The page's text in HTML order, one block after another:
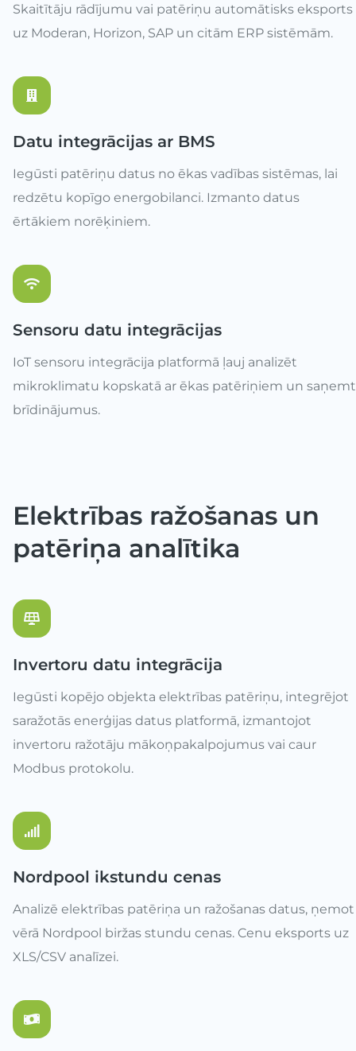
Skaitītāju rādījumu vai patēriņu automātisks eksports
uz Moderan, Horizon, SAP un citām ERP sistēmām.
Datu integrācijas ar BMS
Iegūsti patēriņu datus no ēkas vadības sistēmas, lai
redzētu kopīgo energobilanci. Izmanto datus
ērtākiem norēķiniem.
Sensoru datu integrācijas
IoT sensoru integrācija platformā ļauj analizēt
mikroklimatu kopskatā ar ēkas patēriņiem un saņemt
brīdinājumus.
Elektrības ražošanas un
patēriņa analītika
Invertoru datu integrācija
Iegūsti kopējo objekta elektrības patēriņu, integrējot
saražotās enerģijas datus platformā, izmantojot
invertoru ražotāju mākoņpakalpojumus vai caur
Modbus protokolu.
Nordpool ikstundu cenas
Analizē elektrības patēriņa un ražošanas datus, ņemot
vērā Nordpool biržas stundu cenas. Cenu eksports uz
XLS/CSV analīzei.